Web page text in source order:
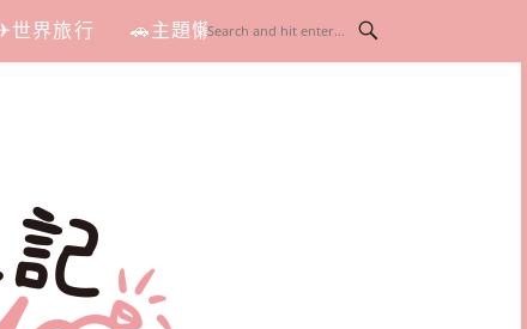
世界旅行 🚗主題懶人包